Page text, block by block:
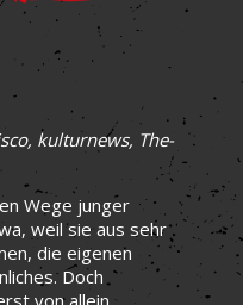
kulturnews, The-
Wege junger
weil sie aus sehr
die eigenen
Doch
von allein